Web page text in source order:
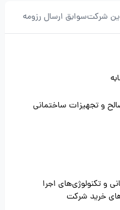
شرکتسوابق ارسال رزومه
و تجهیزات ساختمانی
و تکنولوژی‌های اجرا
خرید شرکت